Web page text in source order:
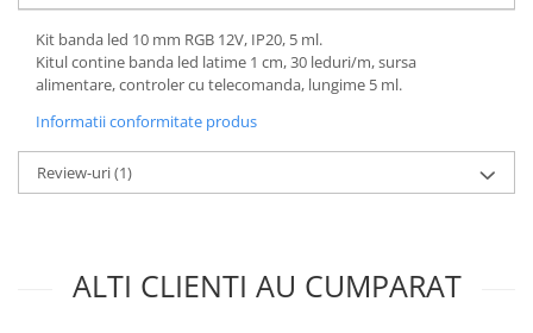
Kit banda led 10 mm RGB 12V, IP20, 5 ml.
Kitul contine banda led latime 1 cm, 30 leduri/m, sursa
alimentare, controler cu telecomanda, lungime 5 ml.
Informatii conformitate produs
Review-uri(1)
ALTI CLIENTI AU CUMPARAT